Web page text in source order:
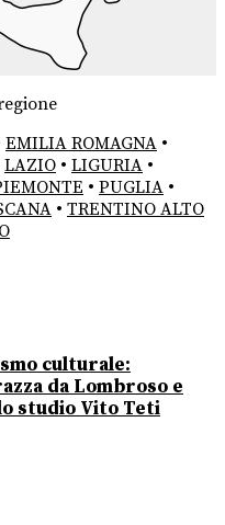
EMILIA ROMAGNA •
LAZIO • LIGURIA •
• PUGLIA •
• TRENTINO ALTO
culturale:
da Lombroso e
studio Vito Teti